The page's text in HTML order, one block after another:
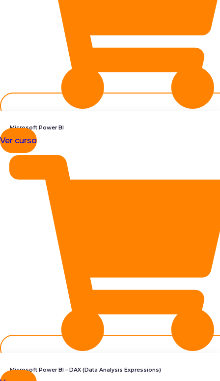
Microsoft Power BI
Ver curso
Microsoft Power BI – DAX (Data Analysis Expressions)